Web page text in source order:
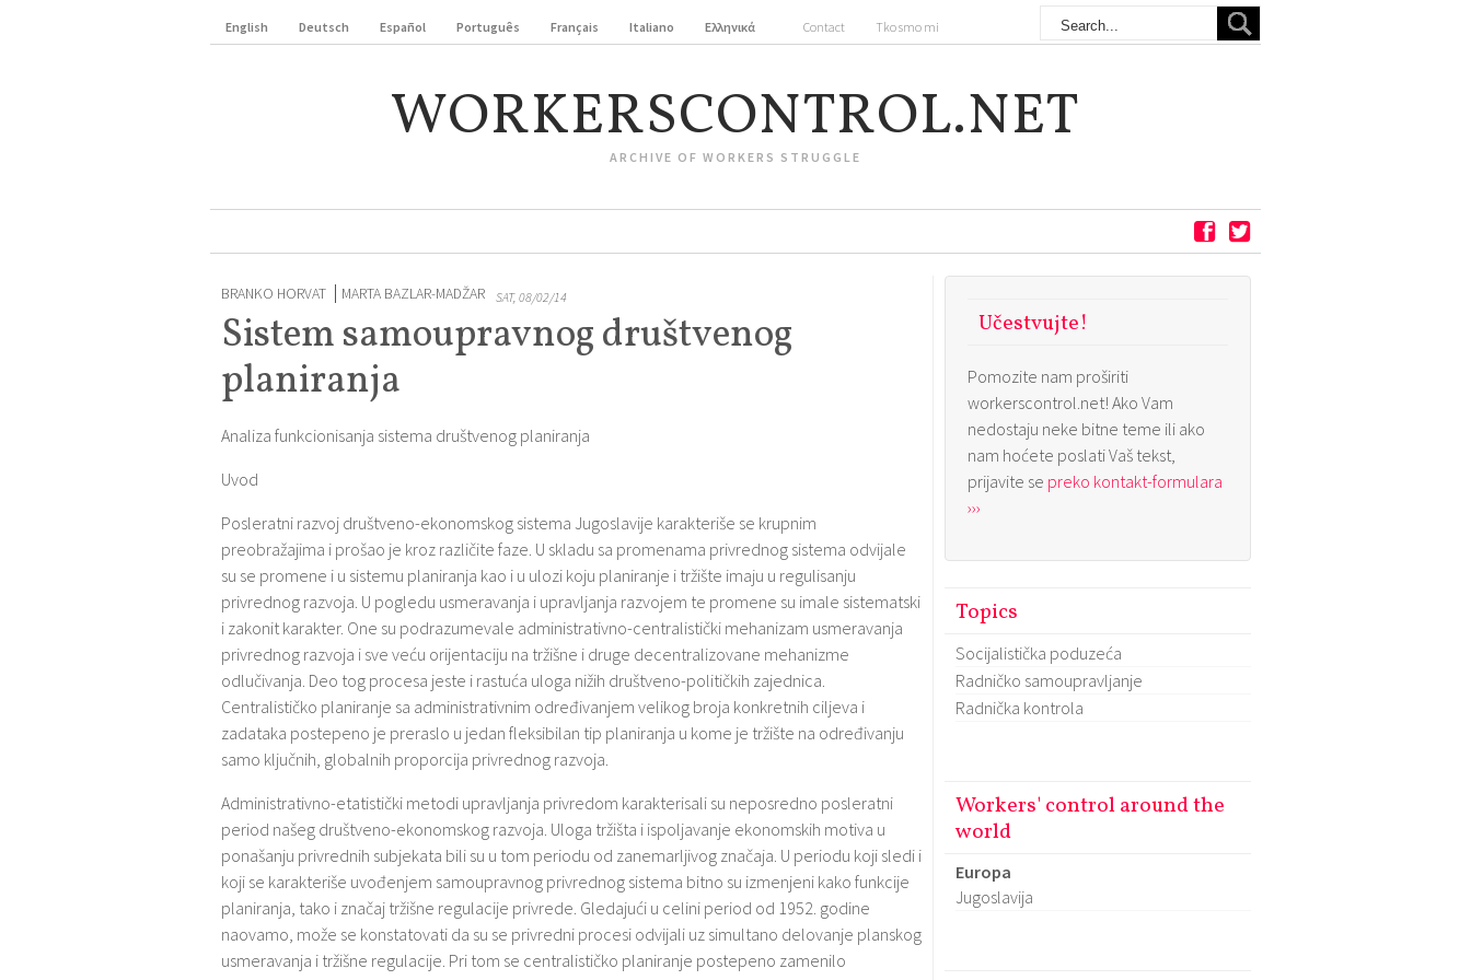
English Deutsch Español Português Français Italiano Ελληνικά Contact Tko smo mi
WORKERSCONTROL.NET
ARCHIVE OF WORKERS STRUGGLE
BRANKO HORVAT MARTA BAZLAR-MADŽAR SAT, 08/02/14
Sistem samoupravnog društvenog
planiranja
Analiza funkcionisanja sistema društvenog planiranja
Uvod
Posleratni razvoj društveno-ekonomskog sistema Jugoslavije karakteriše se krupnim
preobražajima i prošao je kroz različite faze. U skladu sa promenama privrednog sistema odvijale
su se promene i u sistemu planiranja kao i u ulozi koju planiranje i tržište imaju u regulisanju
privrednog razvoja. U pogledu usmeravanja i upravljanja razvojem te promene su imale sistematski
i zakonit karakter. One su podrazumevale administrativno-centralistički mehanizam usmeravanja
privrednog razvoja i sve veću orijentaciju na tržišne i druge decentralizovane mehanizme
odlučivanja. Deo tog procesa jeste i rastuća uloga nižih društveno-političkih zajednica.
Centralističko planiranje sa administrativnim određivanjem velikog broja konkretnih ciljeva i
zadataka postepeno je preraslo u jedan fleksibilan tip planiranja u kome je tržište na određivanju
samo ključnih, globalnih proporcija privrednog razvoja.
Administrativno-etatistički metodi upravljanja privredom karakterisali su neposredno posleratni
period našeg društveno-ekonomskog razvoja. Uloga tržišta i ispoljavanje ekonomskih motiva u
ponašanju privrednih subjekata bili su u tom periodu od zanemarljivog značaja. U periodu koji sledi i
koji se karakteriše uvođenjem samoupravnog privrednog sistema bitno su izmenjeni kako funkcije
planiranja, tako i značaj tržišne regulacije privrede. Gledajući u celini period od 1952. godine
naovamo, može se konstatovati da su se privredni procesi odvijali uz simultano delovanje planskog
usmeravanja i tržišne regulacije. Pri tom se centralističko planiranje postepeno zamenilo
Učestvujte!
Pomozite nam proširiti
workerscontrol.net! Ako Vam
nedostaju neke bitne teme ili ako
nam hoćete poslati Vaš tekst,
prijavite se preko kontakt-formulara
›››
Topics
Socijalistička poduzeća
Radničko samoupravljanje
Radnička kontrola
Workers' control around the
world
Europa
Jugoslavija